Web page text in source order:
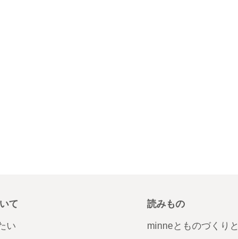
て
い
読みもの
minneとものづくりと